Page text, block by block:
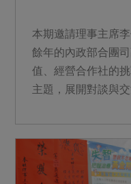
本期邀請理事主席
餘年的內政部合團
值、經營合作社的
主題，展開對談與